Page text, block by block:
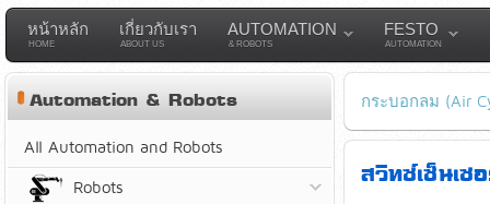
หน้าหลัก
HOME
เกี่ยวกับเรา
ABOUT US
AUTOMATION
& ROBOTS
FESTO
AUTOMATION
กระบอกลม (Air
สวิทซ์เซ็นเ
Automation & Robots
All Automation and Robots
Robots